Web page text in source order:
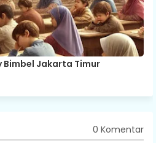
Bimbel Jakarta Timur
0 Komentar